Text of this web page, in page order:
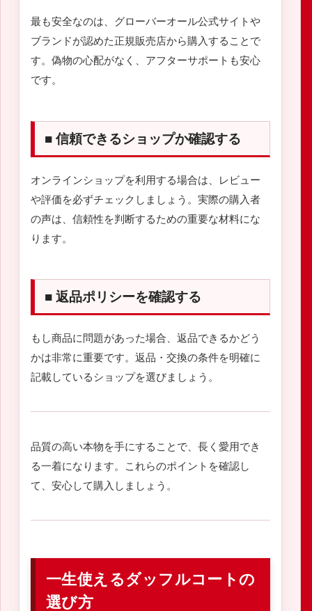
最も安全なのは、グローバーオール公式サイトや
ブランドが認めた正規販売店から購入することで
す。偽物の心配がなく、アフターサポートも安心
です。
■ 信頼できるショップか確認する
オンラインショップを利用する場合は、レビュー
や評価を必ずチェックしましょう。実際の購入者
の声は、信頼性を判断するための重要な材料にな
ります。
■ 返品ポリシーを確認する
もし商品に問題があった場合、返品できるかどう
かは非常に重要です。返品・交換の条件を明確に
記載しているショップを選びましょう。
品質の高い本物を手にすることで、長く愛用でき
る一着になります。これらのポイントを確認し
て、安心して購入しましょう。
一生使えるダッフルコートの
選び方